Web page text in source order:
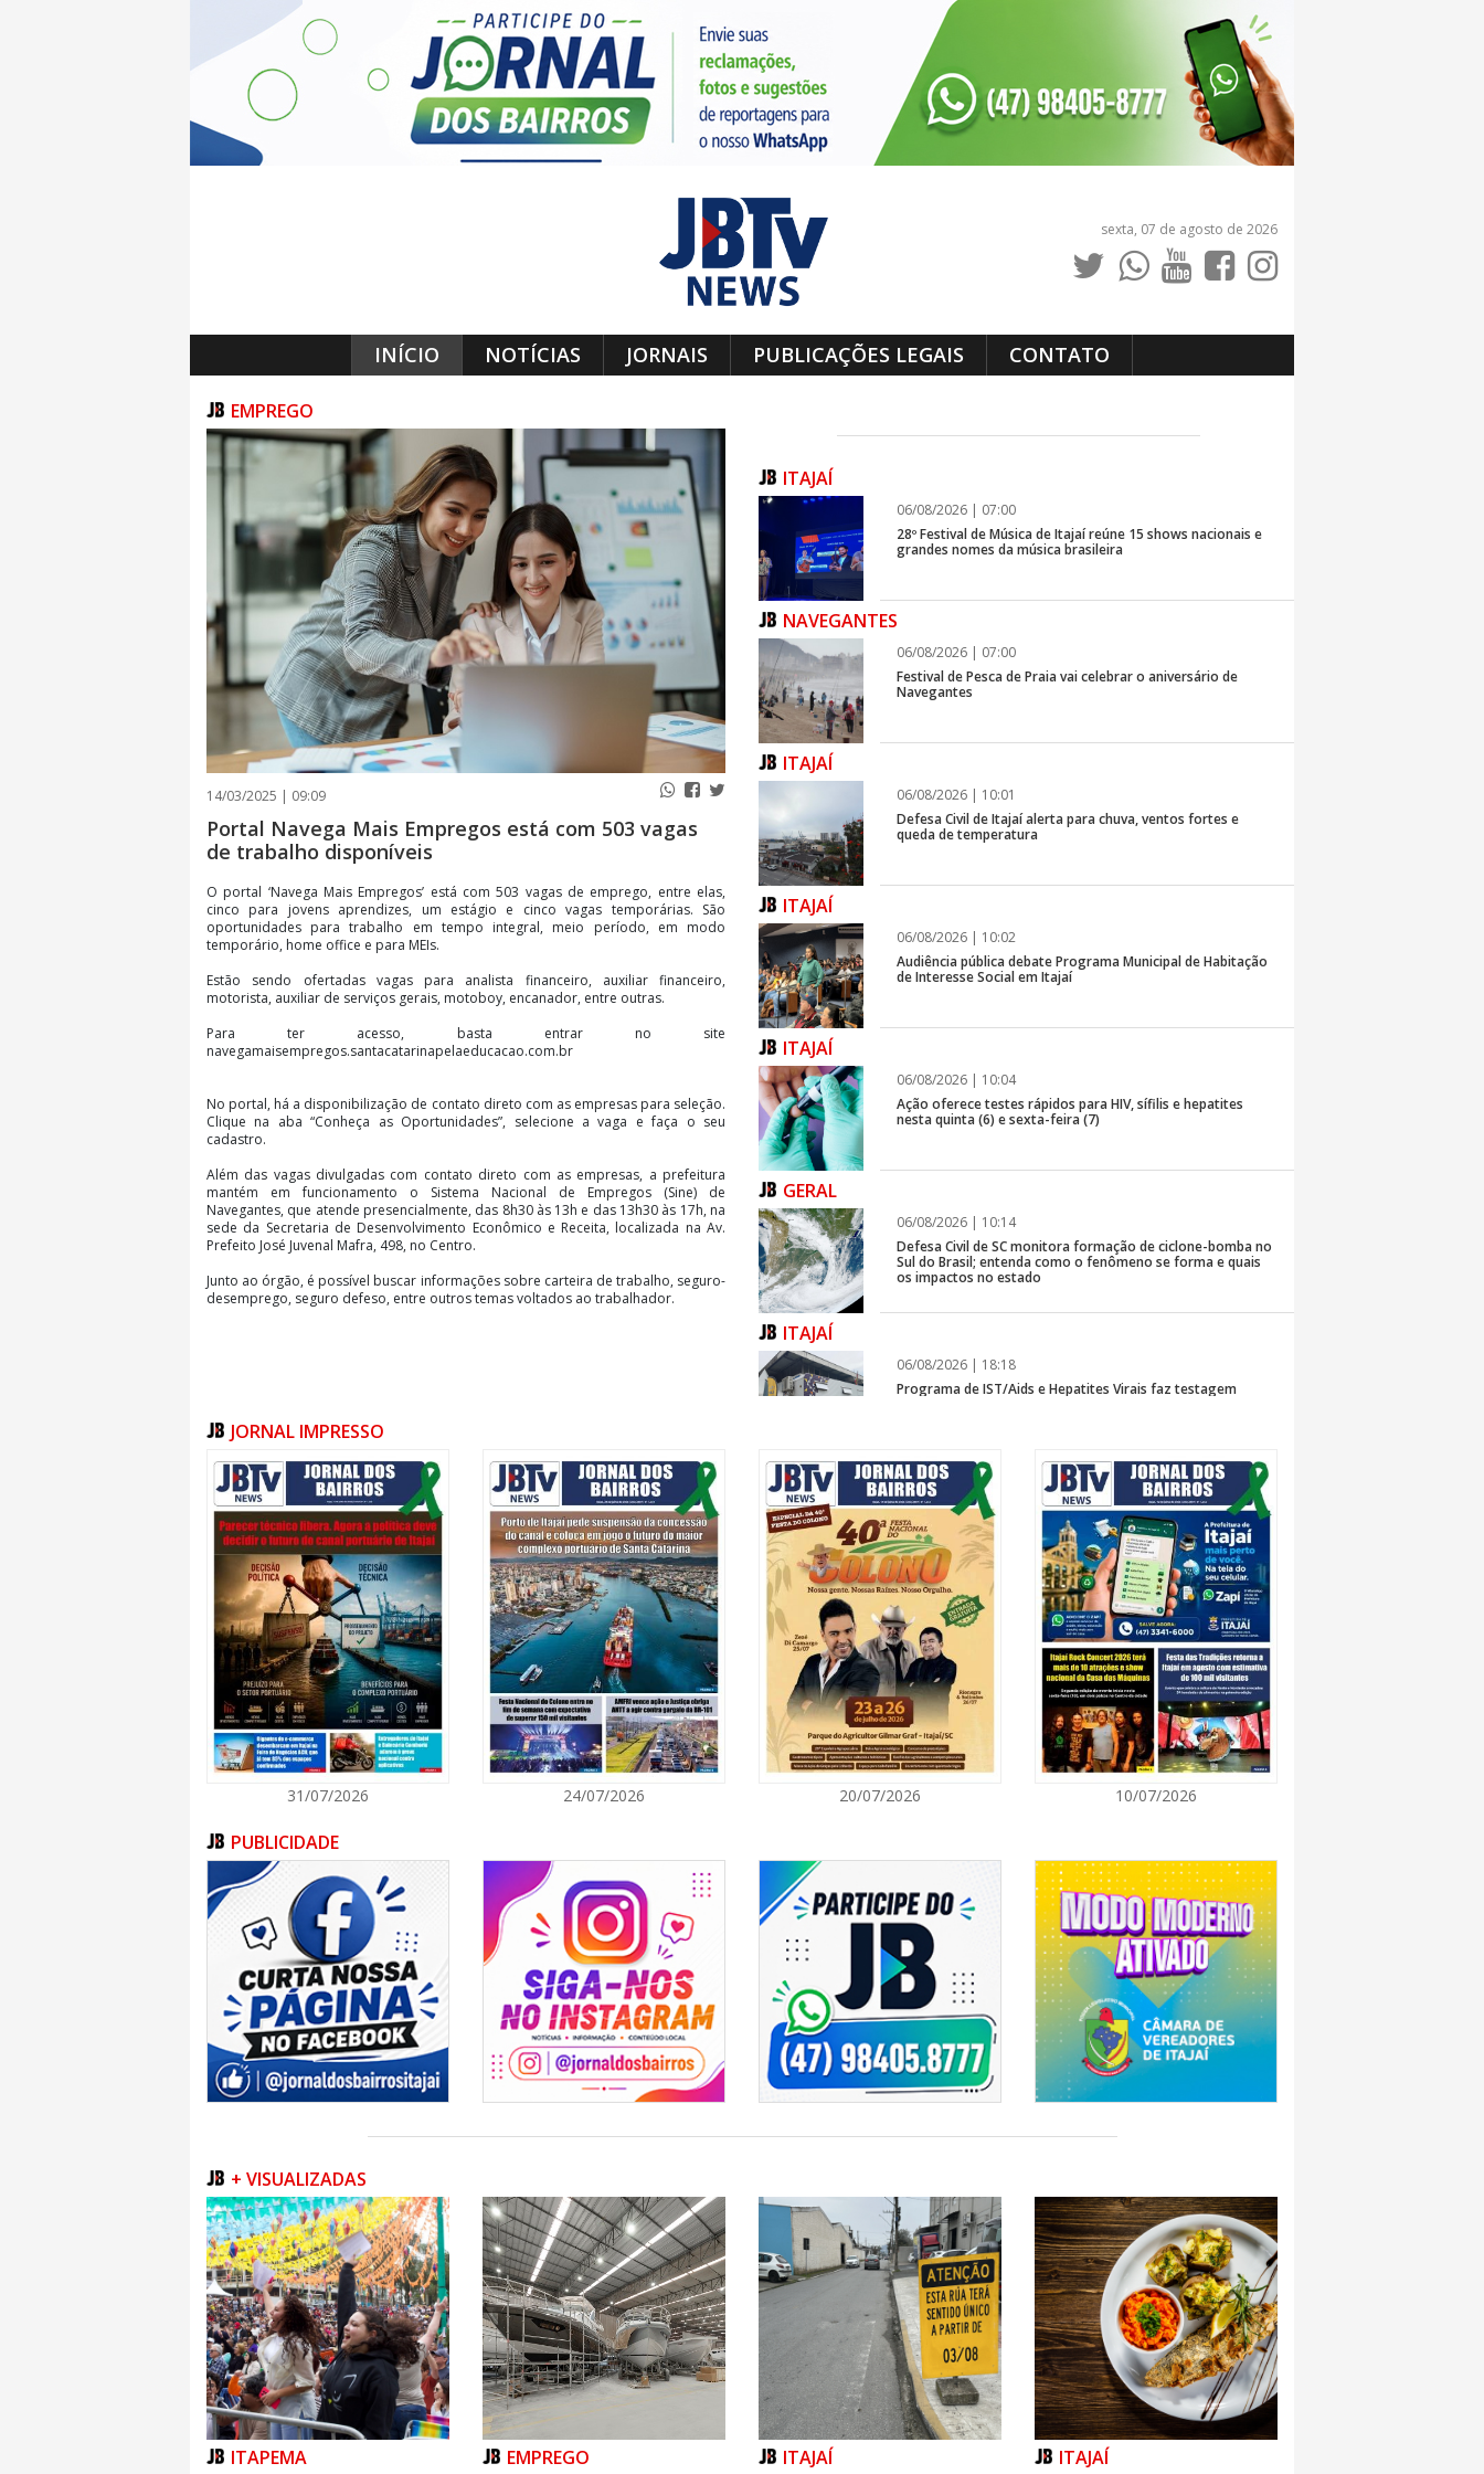
sexta, 07 de agosto de 2026
INÍCIO NOTÍCIAS JORNAIS PUBLICAÇÕES LEGAIS CONTATO
EMPREGO
14/03/2025 | 09:09
Portal Navega Mais Empregos está com 503 vagas
de trabalho disponíveis
O portal ‘Navega Mais Empregos’ está com 503 vagas de emprego, entre elas,
cinco para jovens aprendizes, um estágio e cinco vagas temporárias. São
oportunidades para trabalho em tempo integral, meio período, em modo
temporário, home office e para MEIs.
Estão sendo ofertadas vagas para analista financeiro, auxiliar financeiro,
motorista, auxiliar de serviços gerais, motoboy, encanador, entre outras.
Para ter acesso, basta entrar no site
navegamaisempregos.santacatarinapelaeducacao.com.br
No portal, há a disponibilização de contato direto com as empresas para seleção.
Clique na aba “Conheça as Oportunidades”, selecione a vaga e faça o seu
cadastro.
Além das vagas divulgadas com contato direto com as empresas, a prefeitura
mantém em funcionamento o Sistema Nacional de Empregos (Sine) de
Navegantes, que atende presencialmente, das 8h30 às 13h e das 13h30 às 17h, na
sede da Secretaria de Desenvolvimento Econômico e Receita, localizada na Av.
Prefeito José Juvenal Mafra, 498, no Centro.
Junto ao órgão, é possível buscar informações sobre carteira de trabalho, seguro-
desemprego, seguro defeso, entre outros temas voltados ao trabalhador.
ITAJAÍ
06/08/2026 | 07:00
28º Festival de Música de Itajaí reúne 15 shows nacionais e
grandes nomes da música brasileira
NAVEGANTES
06/08/2026 | 07:00
Festival de Pesca de Praia vai celebrar o aniversário de
Navegantes
ITAJAÍ
06/08/2026 | 10:01
Defesa Civil de Itajaí alerta para chuva, ventos fortes e
queda de temperatura
ITAJAÍ
06/08/2026 | 10:02
Audiência pública debate Programa Municipal de Habitação
de Interesse Social em Itajaí
ITAJAÍ
06/08/2026 | 10:04
Ação oferece testes rápidos para HIV, sífilis e hepatites
nesta quinta (6) e sexta-feira (7)
GERAL
06/08/2026 | 10:14
Defesa Civil de SC monitora formação de ciclone-bomba no
Sul do Brasil; entenda como o fenômeno se forma e quais
os impactos no estado
ITAJAÍ
06/08/2026 | 18:18
Programa de IST/Aids e Hepatites Virais faz testagem
GERAL
06/08/2026 | 18:28
Ciclone-bomba se forma sobre o oceano, mas Santa
Catarina terá impactos provocados pela frente fria e pelo
vento Sul
ITAPEMA
06/08/2026 | 07:00
Secretaria de Cultura retoma oficinas culturais com diversas
modalidades para a comunidade
BALNEÁRIO CAMBORIÚ
06/08/2026 | 07:00
CAMBORIÚ
06/08/2026 | 07:00
Camboriú: exposição de arte transforma o Paço Municipal
em um espaço de cultura
JORNAL IMPRESSO
31/07/2026 24/07/2026 20/07/2026 10/07/2026
PUBLICIDADE
+ VISUALIZADAS
ITAPEMA EMPREGO ITAJAÍ ITAJAÍ